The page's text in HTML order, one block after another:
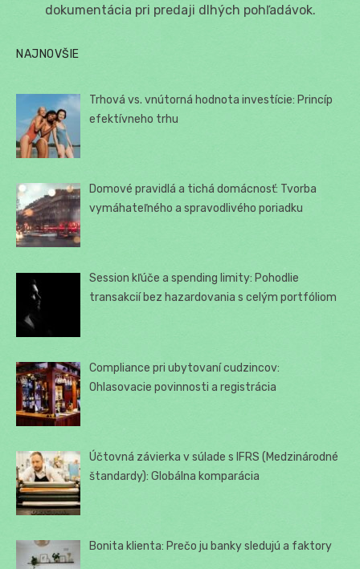
dokumentácia pri predaji dlhých pohľadávok.
NAJNOVŠIE
Trhová vs. vnútorná hodnota investície: Princíp
efektívneho trhu
Domové pravidlá a tichá domácnosť: Tvorba
vymáhateľného a spravodlivého poriadku
Session kľúče a spending limity: Pohodlie
transakcií bez hazardovania s celým portfóliom
Compliance pri ubytovaní cudzincov:
Ohlasovacie povinnosti a registrácia
Účtovná závierka v súlade s IFRS (Medzinárodné
štandardy): Globálna komparácia
Bonita klienta: Prečo ju banky sledujú a faktory